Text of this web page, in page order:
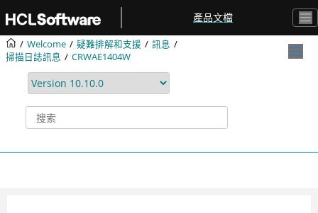
產品文檔
Welcome 疑難排解和支援
訊息
掃描日誌訊息
CRWAE1404W